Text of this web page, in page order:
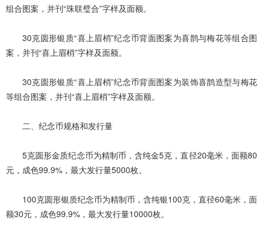
组合图案，并刊“珠联璧合”字样及面额。
30克圆形银质“喜上眉梢”纪念币背面图案为喜鹊与梅花等组合图
案，并刊“喜上眉梢”字样及面额。
30克圆形银质“喜上眉梢”纪念币背面图案为装饰喜鹊造型与梅花
等组合图案，并刊“喜上眉梢”字样及面额。
二、纪念币规格和发行量
5克圆形金质纪念币为精制币，含纯金5克，直径20毫米，面额80
元，成色99.9%，最大发行量5000枚。
100克圆形银质纪念币为精制币，含纯银100克，直径60毫米，面
额30元，成色99.9%，最大发行量10000枚。